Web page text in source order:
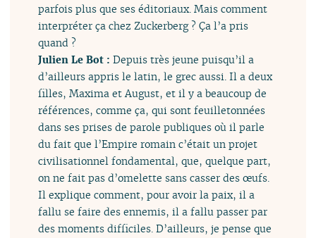
parfois plus que ses éditoriaux. Mais comment
interpréter ça chez Zuckerberg ? Ça l’a pris
quand ?
Julien Le Bot :Depuis très jeune puisqu’il a
d’ailleurs appris le latin, le grec aussi. Il a deux
filles, Maxima et August, et il y a beaucoup de
références, comme ça, qui sont feuilletonnées
dans ses prises de parole publiques où il parle
du fait que l’Empire romain c’était un projet
civilisationnel fondamental, que, quelque part,
on ne fait pas d’omelette sans casser des œufs.
Il explique comment, pour avoir la paix, il a
fallu se faire des ennemis, il a fallu passer par
des moments difficiles. D’ailleurs, je pense que